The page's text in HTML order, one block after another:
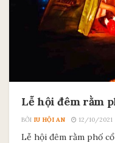
Lễ hội đêm rằm
BỞI IU HỘI AN 12/10/2021
Lễ hội đêm rằm phố